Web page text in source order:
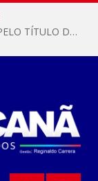
MARACANÃ SAI NA FRENTE NA DISPUTA PELO TÍTULO DA COPA PARÁ SUB-17!